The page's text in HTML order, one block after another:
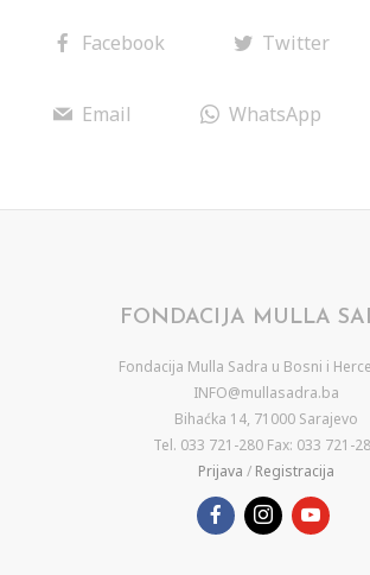
Facebook Twitter
Email WhatsApp
FONDACIJA MULLA
Fondacija Mulla Sadra u Bosni i
INFO@mullasadra.ba
Bihaćka 14, 71000 Sarajevo
Tel. 033 721-280 Fax: 033 721-
Prijava / Registracija